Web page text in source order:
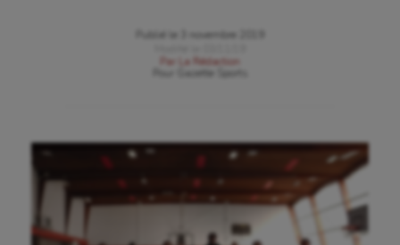
Publié le
3 novembre 2019
Par
La Rédaction
Gazette Sports